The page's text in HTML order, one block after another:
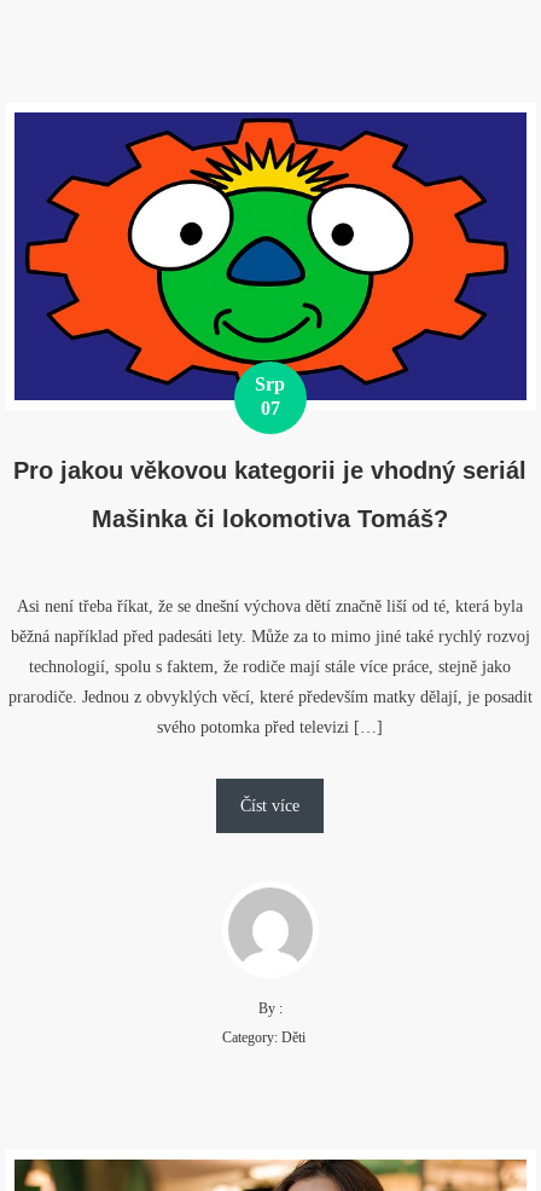
Srp
07
Pro jakou věkovou kategorii je vhodný seriál
Mašinka či lokomotiva Tomáš?
Asi není třeba říkat, že se dnešní výchova dětí značně liší od té, která byla
běžná například před padesáti lety. Může za to mimo jiné také rychlý rozvoj
technologií, spolu s faktem, že rodiče mají stále více práce, stejně jako
prarodiče. Jednou z obvyklých věcí, které především matky dělají, je posadit
svého potomka před televizi […]
Číst více
By :
Category:Děti